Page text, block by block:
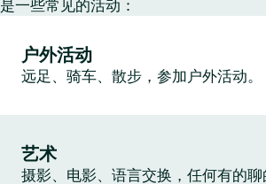
是一些常见的活动：
户外活动
远足、骑车、散步，参加户外活动。
艺术
摄影、电影、语言交换，任何有的